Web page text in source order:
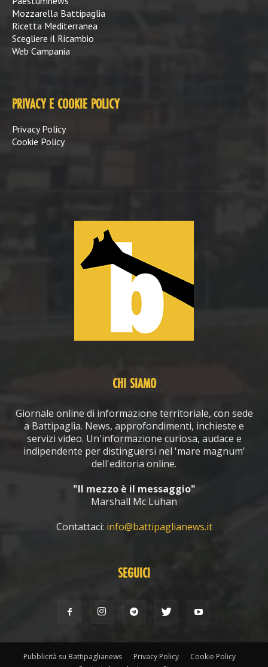
Mozzarella Battipaglia
Ricetta Mediterranea
Scegliere il Ricambio
Web Campania
PRIVACY E COOKIE POLICY
Privacy Policy
Cookie Policy
CHI SIAMO
Giornale online di informazione territoriale, con sede
a Battipaglia. News, approfondimenti, inchieste e
servizi video. Un'informazione curiosa, audace e
indipendente per distinguersi nel 'mare magnum'
dell'editoria online.
"Il mezzo è il messaggio"
Marshall Mc Luhan
Contattaci: info@battipaglianews.it
SEGUICI
Pubblicità su Battipaglianews Privacy Policy
Cookie Policy